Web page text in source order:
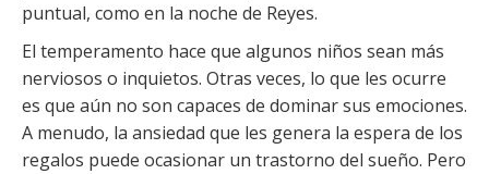
puntual, como en la noche de Reyes.
El temperamento hace que algunos niños sean más
nerviosos o inquietos. Otras veces, lo que les ocurre
es que aún no son capaces de dominar sus emociones.
A menudo, la ansiedad que les genera la espera de los
regalos puede ocasionar un trastorno del sueño. Pero